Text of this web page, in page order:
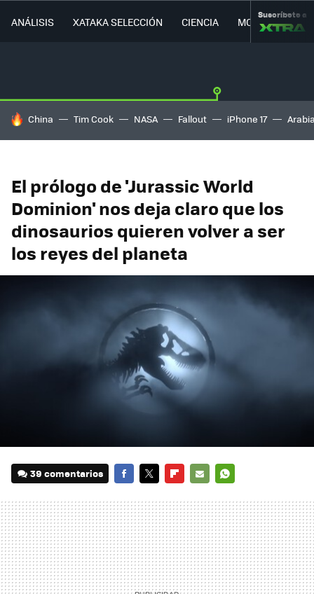
ANÁLISIS XATAKA SELECCIÓN CIENCIA MOVILIDAD
Suscríbete a
HOY SE HABLA DE
China Tim Cook NASA Fallout iPhone 17
El prólogo de 'Jurassic World
Dominion' nos deja claro que los
dinosaurios quieren volver a ser
los reyes del planeta
39 comentarios
MAIL